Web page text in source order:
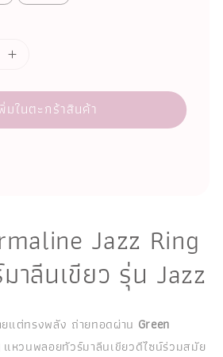
มในตะกร้าสินค้า
Jazz Ring
าลีนเขียว รุ่น Jazz
แต่ทรงพลัง ถ่ายทอดผ่าน Green
แหวนพลอยทัวร์มาลีนเขียวดีไซน์ร่วมสมัย